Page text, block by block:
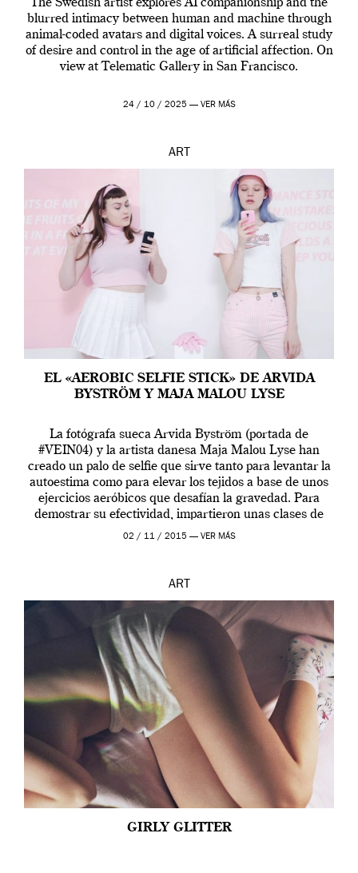
The Swedish artist explores AI companionship and the
blurred intimacy between human and machine through
animal-coded avatars and digital voices. A surreal study
of desire and control in the age of artificial affection. On
view at Telematic Gallery in San Francisco.
24 / 10 / 2025 — VER MÁS
ART
EL «AEROBIC SELFIE STICK» DE ARVIDA
BYSTRÖM Y MAJA MALOU LYSE
La fotógrafa sueca Arvida Byström (portada de
#VEIN04) y la artista danesa Maja Malou Lyse han
creado un palo de selfie que sirve tanto para levantar la
autoestima como para elevar los tejidos a base de unos
ejercicios aeróbicos que desafían la gravedad. Para
demostrar su efectividad, impartieron unas clases de
prueba en el Tate […]
02 / 11 / 2015 — VER MÁS
ART
GIRLY GLITTER